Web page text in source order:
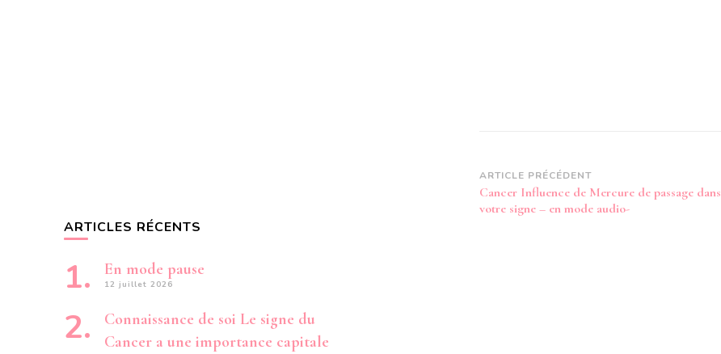
Navigation
d’article
ARTICLE PRÉCÉDENT
Cancer Influence de Mercure de passage dans
votre signe – en mode audio-
ARTICLES RÉCENTS
En mode pause
12 juillet 2026
Connaissance de soi Le signe du
Cancer a une importance capitale